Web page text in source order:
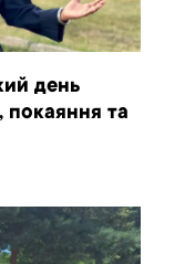
день
покаяння та